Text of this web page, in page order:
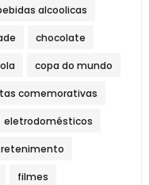
alcoolicas
chocolate
copa do mundo
comemorativas
eletrodomésticos
filmes